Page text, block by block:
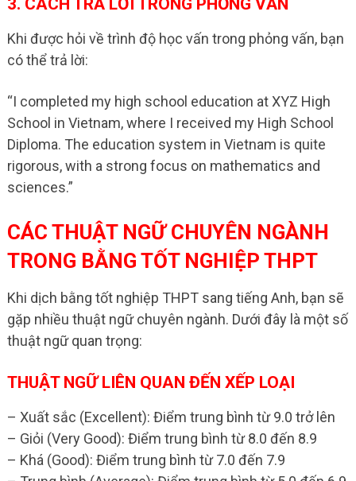
3. CÁCH TRẢ LỜI TRONG PHỎNG VẤN
Khi được hỏi về trình độ học vấn trong phỏng vấn, bạn
có thể trả lời:
“I completed my high school education at XYZ High
School in Vietnam, where I received my High School
Diploma. The education system in Vietnam is quite
rigorous, with a strong focus on mathematics and
sciences.”
CÁC THUẬT NGỮ CHUYÊN NGÀNH
TRONG BẰNG TỐT NGHIỆP THPT
Khi dịch bằng tốt nghiệp THPT sang tiếng Anh, bạn sẽ
gặp nhiều thuật ngữ chuyên ngành. Dưới đây là một số
thuật ngữ quan trọng:
THUẬT NGỮ LIÊN QUAN ĐẾN XẾP LOẠI
– Xuất sắc (Excellent): Điểm trung bình từ 9.0 trở lên
– Giỏi (Very Good): Điểm trung bình từ 8.0 đến 8.9
– Khá (Good): Điểm trung bình từ 7.0 đến 7.9